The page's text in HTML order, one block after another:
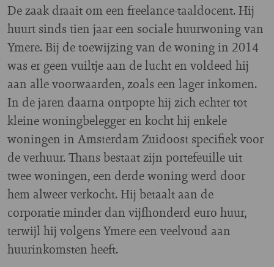
De zaak draait om een freelance-taaldocent. Hij
huurt sinds tien jaar een sociale huurwoning van
Ymere. Bij de toewijzing van de woning in 2014
was er geen vuiltje aan de lucht en voldeed hij
aan alle voorwaarden, zoals een lager inkomen.
In de jaren daarna ontpopte hij zich echter tot
kleine woningbelegger en kocht hij enkele
woningen in Amsterdam Zuidoost specifiek voor
de verhuur. Thans bestaat zijn portefeuille uit
twee woningen, een derde woning werd door
hem alweer verkocht. Hij betaalt aan de
corporatie minder dan vijfhonderd euro huur,
terwijl hij volgens Ymere een veelvoud aan
huurinkomsten heeft.